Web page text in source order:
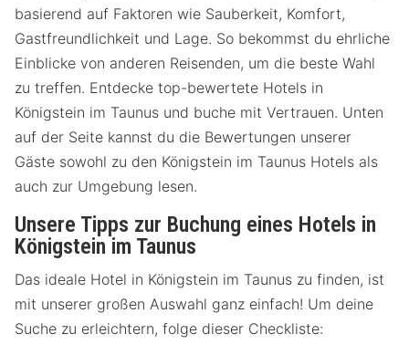
basierend auf Faktoren wie Sauberkeit, Komfort,
Gastfreundlichkeit und Lage. So bekommst du ehrliche
Einblicke von anderen Reisenden, um die beste Wahl
zu treffen. Entdecke top-bewertete Hotels in
Königstein im Taunus und buche mit Vertrauen. Unten
auf der Seite kannst du die Bewertungen unserer
Gäste sowohl zu den Königstein im Taunus Hotels als
auch zur Umgebung lesen.
Unsere Tipps zur Buchung eines Hotels in
Königstein im Taunus
Das ideale Hotel in Königstein im Taunus zu finden, ist
mit unserer großen Auswahl ganz einfach! Um deine
Suche zu erleichtern, folge dieser Checkliste: